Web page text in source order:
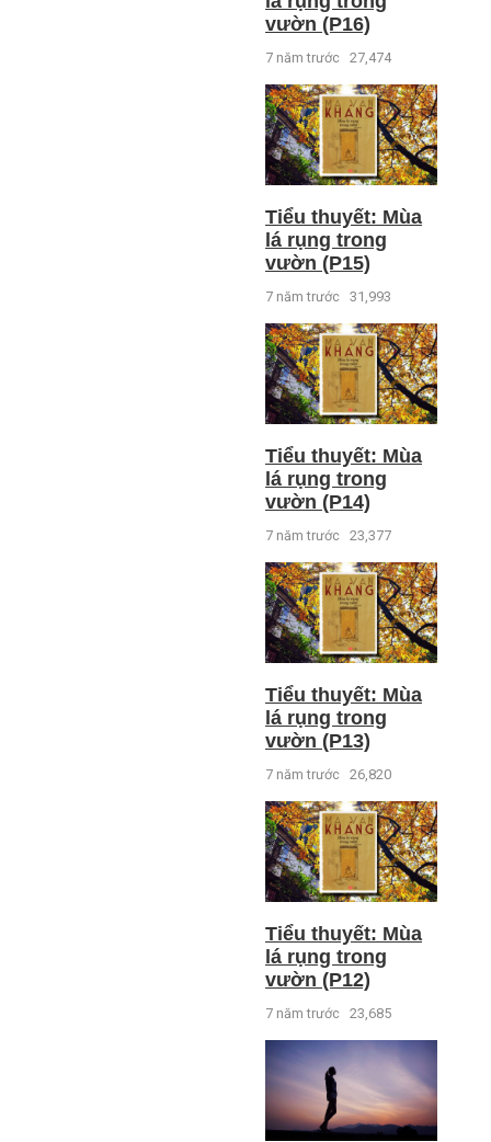
vườn (P16)
7 năm trước 27,474
Tiểu thuyết: Mùa
lá rụng trong
vườn (P15)
7 năm trước 31,993
Tiểu thuyết: Mùa
lá rụng trong
vườn (P14)
7 năm trước 23,377
Tiểu thuyết: Mùa
lá rụng trong
vườn (P13)
7 năm trước 26,820
Tiểu thuyết: Mùa
lá rụng trong
vườn (P12)
7 năm trước 23,685